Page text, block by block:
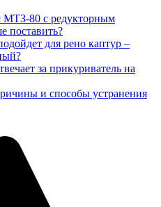
МТЗ-80 с редукторным
поставить?
для рено каптур –
за прикуриватель на
и способы устранения